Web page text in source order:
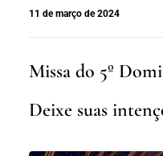
11 de março de 2024
Missa do 5º
Deixe suas